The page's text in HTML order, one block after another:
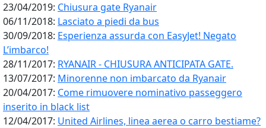
23/04/2019: Chiusura gate Ryanair
06/11/2018: Lasciato a piedi da bus
30/09/2018: Esperienza assurda con EasyJet! Negato
L’imbarco!
28/11/2017: RYANAIR - CHIUSURA ANTICIPATA GATE.
13/07/2017: Minorenne non imbarcato da Ryanair
20/04/2017: Come rimuovere nominativo passeggero
inserito in black list
12/04/2017: United Airlines, linea aerea o carro bestiame?